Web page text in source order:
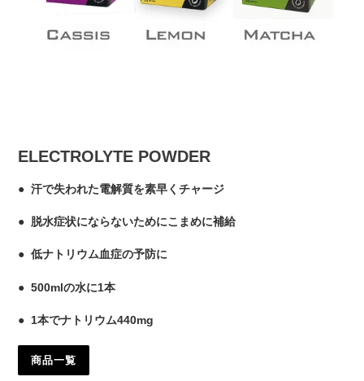
ELECTROLYTE POWDER
● 汗で失われた電解質を素早くチャージ
● 脱水症状にならないためにこまめに補給
● 低ナトリウム血症の予防に
● 500mlの水に1本
● 1本でナトリウム440mg
商品一覧